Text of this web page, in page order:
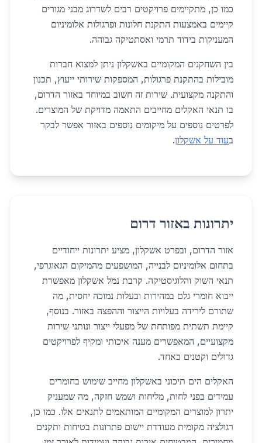
כמו כן, מתקיימים פרויקטים רבים לשדרוג מבני מגורים
קיימים באמצעות התקנת חלונות ופרגולות אלומיניום
המעניקות בידוד תרמי ואסתטיקה גבוהה.
בין השחקנים המקומיים באשקלון ניתן למצוא חברות
מובילות בהתקנת פרגולות, המספקות שירותי ייעוץ, תכנון
והתקנה מקצועית. שירות זה חשוב במיוחד באזור הדרום,
בו תנאי האקלים מחייבים התאמה מדויקת של המוצרים.
לפרטים נוספים על מיקומים נוספים באזור אפשר לבקר
בעוד על אשקלון.
יתרונות באזור דרום
אזור הדרום, ובפרט אשקלון, מציע יתרונות ייחודיים
בתחום אלומיניום לבנייה, המושפעים מהמיקום הגאוגרפי,
תנאי השוק והלוגיסטיקה. קרבת נמל אשקלון מאפשרת
ייבוא חומרי גלם במהירות ובעלות נמוכה יחסית, מה
שתורם לירידה בעלויות הייצור וההפצה באזור. בנוסף,
קיימת תשתית מפותחת של מפעלי ייצור ונותני שירות
מקצועיים, המאפשרים מענה איכותי ומקיף לפרויקטים
גדולים וקטנים כאחד.
האקלים הים תיכוני באשקלון מחייב שימוש בחומרים
עמידים בפני לחות, מליחות ושמש חזקה, מה שמעניק
יתרון למוצרים המקומיים המותאמים לתנאים אלו. כמו כן,
רגולציה מקומית מעודדת יישום פתרונות בטיחות ותקנים